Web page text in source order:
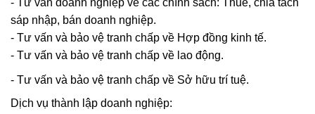
- Tư vấn doanh nghiệp về các chính sách: Thuế, chia tách
sáp nhập, bán doanh nghiệp.
- Tư vấn và bảo vệ tranh chấp về Hợp đồng kinh tế.
- Tư vấn và bảo vệ tranh chấp về lao động.
- Tư vấn và bảo vệ tranh chấp về Sở hữu trí tuệ.
Dịch vụ thành lập doanh nghiệp: